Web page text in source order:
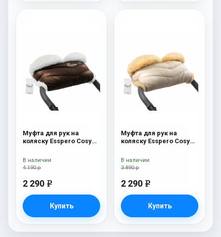
Муфта для рук на
коляску Esspero Cosy
4 190 р
2 290 e
Купить
В наличии
Муфта для рук на
коляску Esspero Cosy
3 890 р
2 290 e
Купить
В наличии